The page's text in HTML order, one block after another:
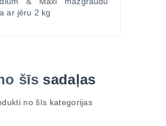
ar jēru 2 kg
šīs sadaļas
no šīs kategorijas